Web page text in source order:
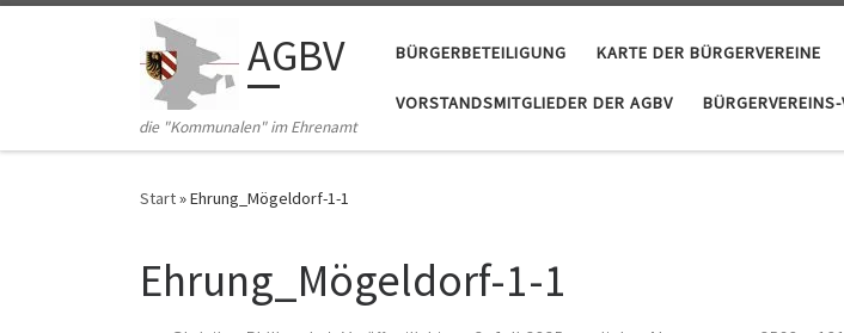
Zum Inhalt springen AGBV
die "Kommunalen" im Ehrenamt
BÜRGERBETEILIGUNG KARTE DER BÜRGERVEREINE
VORSTANDSMITGLIEDER DER AGBV
Start»Ehrung_Mögeldorf-1-1
Ehrung_Mögeldorf-1-1